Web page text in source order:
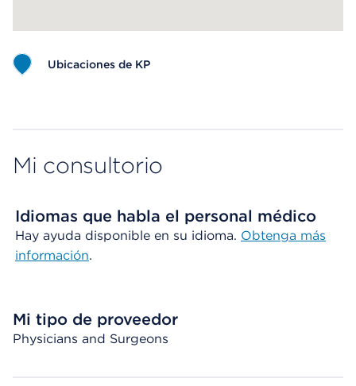
Ubicaciones de KP
Mi consultorio
Idiomas que habla el personal médico
Hay ayuda disponible en su idioma. Obtenga más
información.
Mi tipo de proveedor
Physicians and Surgeons